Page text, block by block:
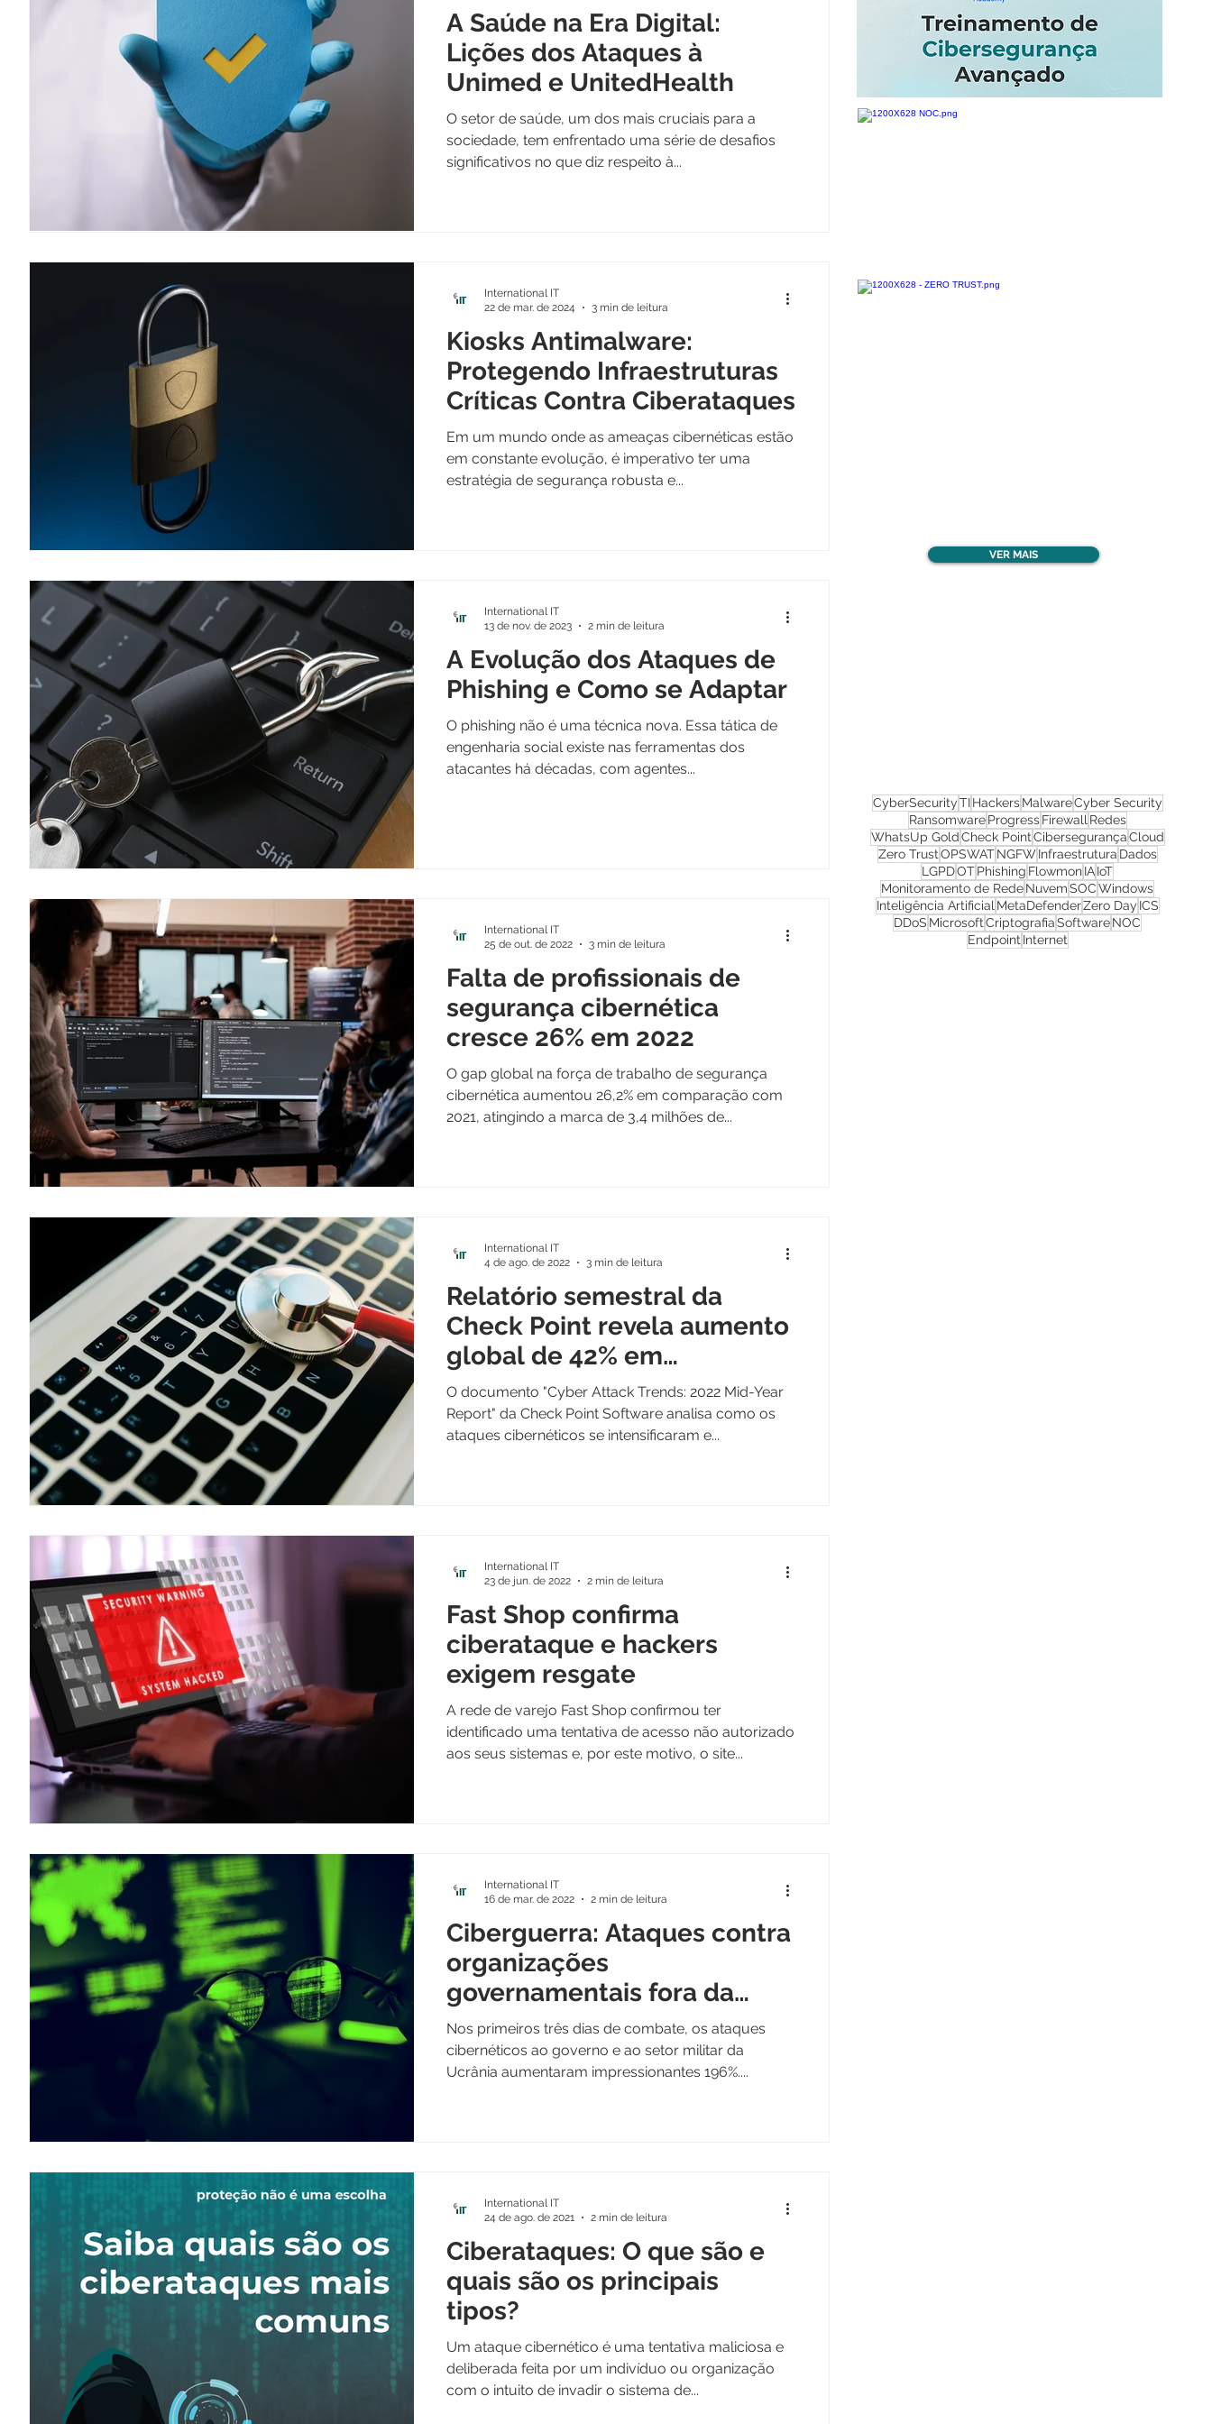
A Saúde na Era Digital:
Lições dos Ataques à
Unimed e UnitedHealth
O setor de saúde, um dos mais cruciais para a
sociedade, tem enfrentado uma série de desafios
significativos no que diz respeito à...
Kiosks Antimalware:
Protegendo Infraestruturas
Críticas Contra Ciberataques
Em um mundo onde as ameaças cibernéticas estão
em constante evolução, é imperativo ter uma
estratégia de segurança robusta e...
International IT
22 de mar. de 2024
3 min de leitura
A Evolução dos Ataques de
Phishing e Como se Adaptar
O phishing não é uma técnica nova. Essa tática de
engenharia social existe nas ferramentas dos
atacantes há décadas, com agentes...
International IT
13 de nov. de 2023
2 min de leitura
Falta de profissionais de
segurança cibernética
cresce 26% em 2022
O gap global na força de trabalho de segurança
cibernética aumentou 26,2% em comparação com
2021, atingindo a marca de 3,4 milhões de...
International IT
25 de out. de 2022
3 min de leitura
Relatório semestral da
Check Point revela aumento
global de 42% em
ciberataques
O documento "Cyber Attack Trends: 2022 Mid-Year
Report" da Check Point Software analisa como os
ataques cibernéticos se intensificaram e...
International IT
4 de ago. de 2022
3 min de leitura
Fast Shop confirma
ciberataque e hackers
exigem resgate
A rede de varejo Fast Shop confirmou ter
identificado uma tentativa de acesso não autorizado
aos seus sistemas e, por este motivo, o site...
International IT
23 de jun. de 2022
2 min de leitura
Ciberguerra: Ataques contra
organizações
governamentais fora da
Ucrânia aumentam 21%
Nos primeiros três dias de combate, os ataques
cibernéticos ao governo e ao setor militar da
Ucrânia aumentaram impressionantes 196%....
International IT
16 de mar. de 2022
2 min de leitura
Ciberataques: O que são e
quais são os principais
tipos?
Um ataque cibernético é uma tentativa maliciosa e
deliberada feita por um indivíduo ou organização
com o intuito de invadir o sistema de...
International IT
24 de ago. de 2021
2 min de leitura
VER MAIS
CyberSecurityTI Hackers MalwareCyber Security
Ransomware Progress Firewall Redes
WhatsUp GoldCheck PointCibersegurançaCloud
Zero TrustOPSWAT NGFW Infraestrutura Dados
LGPDOTPhishing FlowmonIAIoT
Monitoramento de RedeNuvemSOCWindows
Inteligência Artificial MetaDefenderZero Day ICS
DDoS MicrosoftCriptografiaSoftwareNOC
Endpoint Internet